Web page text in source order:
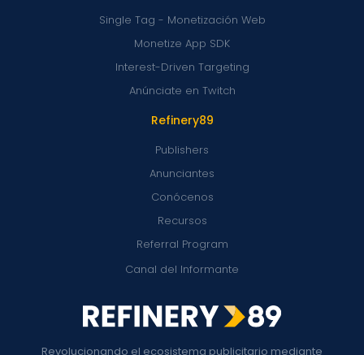
Revolucionando el ecosistema publicitario mediante
Refinery89
Publishers
Anunciantes
Conócenos
Recursos
Referral Program
Canal del Informante
Single Tag - Monetización Web
Monetize App SDK
Interest-Driven Targeting
Anúnciate en Twitch